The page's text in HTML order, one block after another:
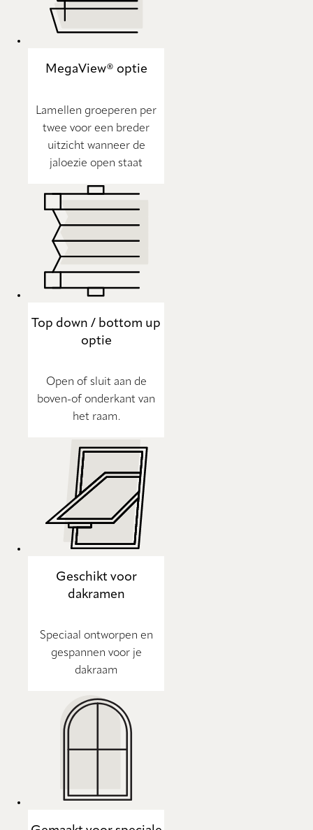
MegaView® optie
Lamellen groeperen per
twee voor een breder
uitzicht wanneer de
jaloezie open staat
Top down / bottom up
optie
Open of sluit aan de
boven-of onderkant van
het raam.
Geschikt voor
dakramen
Speciaal ontworpen en
gespannen voor je
dakraam